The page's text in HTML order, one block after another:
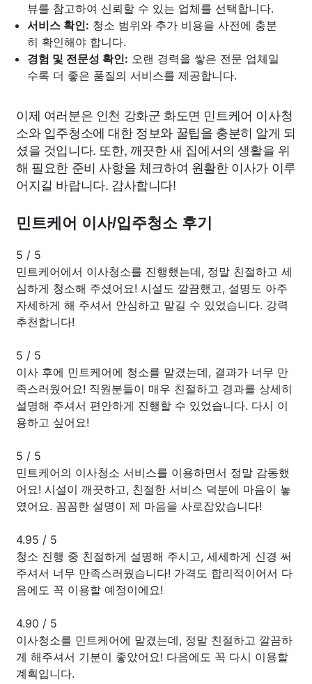
뷰를 참고하여 신뢰할 수 있는 업체를 선택합니다.
서비스 확인: 청소 범위와 추가 비용을 사전에 충분
히 확인해야 합니다.
경험 및 전문성 확인: 오랜 경력을 쌓은 전문 업체일
수록 더 좋은 품질의 서비스를 제공합니다.
이제 여러분은 인천 강화군 화도면 민트케어 이사청
소와 입주청소에 대한 정보와 꿀팁을 충분히 알게 되
셨을 것입니다. 또한, 깨끗한 새 집에서의 생활을 위
해 필요한 준비 사항을 체크하여 원활한 이사가 이루
어지길 바랍니다. 감사합니다!
민트케어 이사/입주청소 후기
5 / 5
민트케어에서 이사청소를 진행했는데, 정말 친절하고 세
심하게 청소해 주셨어요! 시설도 깔끔했고, 설명도 아주
자세하게 해 주셔서 안심하고 맡길 수 있었습니다. 강력
추천합니다!
5 / 5
이사 후에 민트케어에 청소를 맡겼는데, 결과가 너무 만
족스러웠어요! 직원분들이 매우 친절하고 경과를 상세히
설명해 주셔서 편안하게 진행할 수 있었습니다. 다시 이
용하고 싶어요!
5 / 5
민트케어의 이사청소 서비스를 이용하면서 정말 감동했
어요! 시설이 깨끗하고, 친절한 서비스 덕분에 마음이 놓
였어요. 꼼꼼한 설명이 제 마음을 사로잡았습니다!
4.95 / 5
청소 진행 중 친절하게 설명해 주시고, 세세하게 신경 써
주셔서 너무 만족스러웠습니다! 가격도 합리적이어서 다
음에도 꼭 이용할 예정이에요!
4.90 / 5
이사청소를 민트케어에 맡겼는데, 정말 친절하고 깔끔하
게 해주셔서 기분이 좋았어요! 다음에도 꼭 다시 이용할
계획입니다.